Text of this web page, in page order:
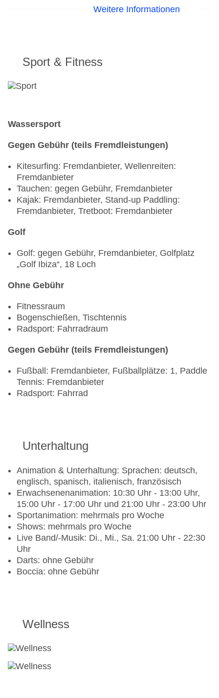
Uhr - 21:00 Uhr, ohne Gebühr, Sprachen:
Teenclub: von 12 Jahre bis 15 Jahre, täglich
10:30 Uhr - 13:00 Uhr und 15:00 Uhr - 17:00 Uhr,
ohne Gebühr, Sprachen: deutsch, englisch,
täglich 10:30 Uhr - 13:00 Uhr und 15:00 Uhr -
spanisch, italienisch, französisch
Weitere Informationen
Sport & Fitness
Wassersport
Gegen Gebühr (teils Fremdleistungen)
Kitesurfing: Fremdanbieter, Wellenreiten:
Fremdanbieter
Tauchen: gegen Gebühr, Fremdanbieter
Kajak: Fremdanbieter, Stand-up Paddling:
Fremdanbieter, Tretboot: Fremdanbieter
Golf
Golf: gegen Gebühr, Fremdanbieter, Golfplatz
„Golf Ibiza“, 18 Loch
Ohne Gebühr
Fitnessraum
Bogenschießen, Tischtennis
Radsport: Fahrradraum
Gegen Gebühr (teils Fremdleistungen)
Fußball: Fremdanbieter, Fußballplätze: 1, Paddle
Tennis: Fremdanbieter
Radsport: Fahrrad
Unterhaltung
Animation & Unterhaltung: Sprachen: deutsch,
englisch, spanisch, italienisch, französisch
Erwachsenenanimation: 10:30 Uhr - 13:00 Uhr,
15:00 Uhr - 17:00 Uhr und 21:00 Uhr - 23:00 Uhr
Sportanimation: mehrmals pro Woche
Shows: mehrmals pro Woche
Live Band/-Musik: Di., Mi., Sa. 21:00 Uhr - 22:30
Uhr
Darts: ohne Gebühr
Boccia: ohne Gebühr
Wellness